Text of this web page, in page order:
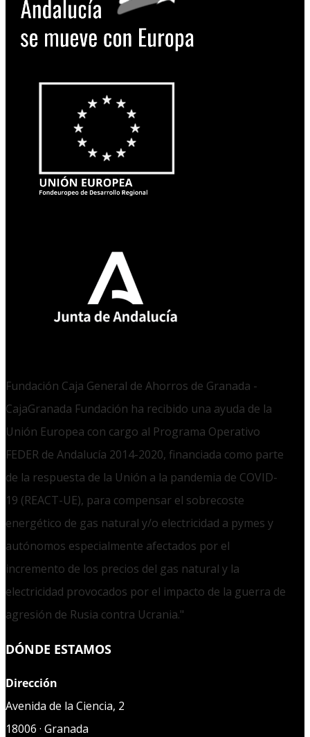
Fundación Caja General de Ahorros de Granada -
CajaGranada Fundación ha recibido una ayuda de la
Unión Europea con cargo al Programa Operativo
FEDER de Andalucía 2014-2020, financiada como parte
de la respuesta de la Unión a la pandemia de COVID-
19 (REACT-UE), para compensar el sobrecoste
energético de gas natural y/o electricidad a pymes y
autónomos especialmente afectados por el
incremento de los precios del gas natural y la
electricidad provocados por el impacto de la guerra de
agresión de Rusia contra Ucrania."
DÓNDE ESTAMOS
Dirección
Avenida de la Ciencia, 2
18006 · Granada